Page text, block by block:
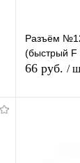
Разъём
(быстрый F
66 руб. /